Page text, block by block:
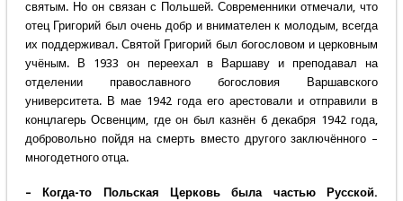
святым. Но он связан с Польшей. Современники отмечали, что
отец Григорий был очень добр и внимателен к молодым, всегда
их поддерживал. Святой Григорий был богословом и церковным
учёным. В 1933 он переехал в Варшаву и преподавал на
отделении православного богословия Варшавского
университета. В мае 1942 года его арестовали и отправили в
концлагерь Освенцим, где он был казнён 6 декабря 1942 года,
добровольно пойдя на смерть вместо другого заключённого –
многодетного отца.
– Когда-то Польская Церковь была частью Русской.